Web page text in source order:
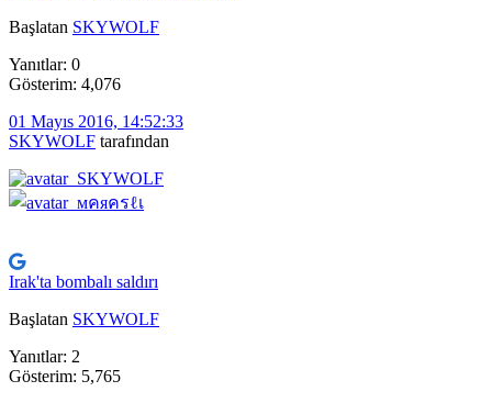
Başlatan SKYWOLF
Yanıtlar: 0
Gösterim: 4,076
01 Mayıs 2016, 14:52:33
SKYWOLF tarafından
Irak'ta bombalı saldırı
Başlatan SKYWOLF
Yanıtlar: 2
Gösterim: 5,765